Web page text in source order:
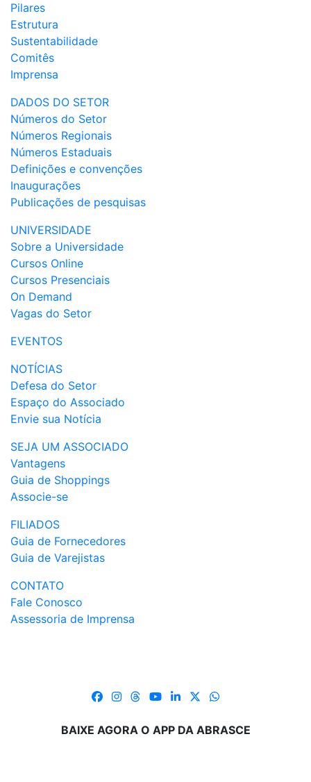
Pilares
Estrutura
Sustentabilidade
Comitês
Imprensa
DADOS DO SETOR
Números do Setor
Números Regionais
Números Estaduais
Definições e convenções
Inaugurações
Publicações de pesquisas
UNIVERSIDADE
Sobre a Universidade
Cursos Online
Cursos Presenciais
On Demand
Vagas do Setor
EVENTOS
NOTÍCIAS
Defesa do Setor
Espaço do Associado
Envie sua Notícia
SEJA UM ASSOCIADO
Vantagens
Guia de Shoppings
Associe-se
FILIADOS
Guia de Fornecedores
Guia de Varejistas
CONTATO
Fale Conosco
Assessoria de Imprensa
BAIXE AGORA O APP DA ABRASCE